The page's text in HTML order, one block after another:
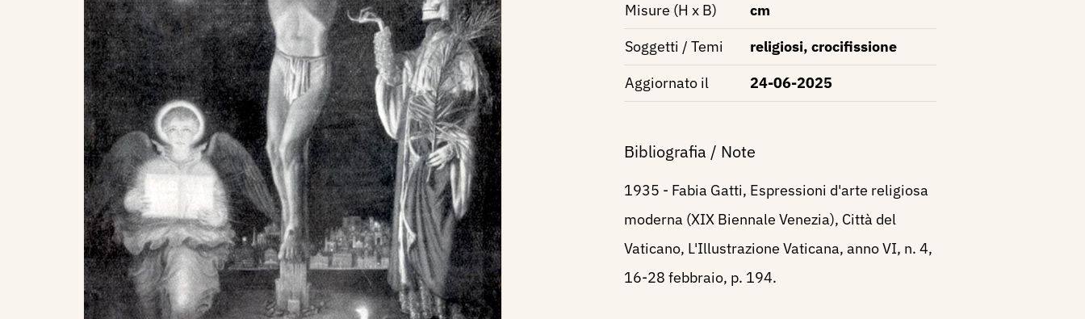
Misure (H x B)
cm
Soggetti / Temi
religiosi, crocifissione
Aggiornato il
24-06-2025
Bibliografia / Note
1935 - Fabia Gatti, Espressioni d'arte religiosa
moderna (XIX Biennale Venezia), Città del
Vaticano, L'Illustrazione Vaticana, anno VI, n. 4,
16-28 febbraio, p. 194.